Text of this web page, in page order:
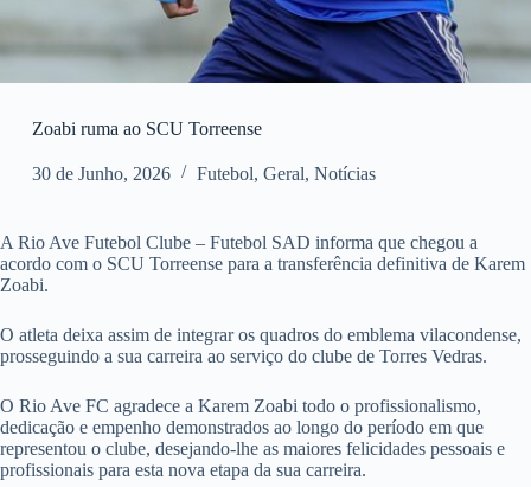
Zoabi ruma ao SCU Torreense
30 de Junho, 2026 Futebol, Geral, Notícias
A Rio Ave Futebol Clube – Futebol SAD informa que chegou a
acordo com o SCU Torreense para a transferência definitiva de Karem
Zoabi.
O atleta deixa assim de integrar os quadros do emblema vilacondense,
prosseguindo a sua carreira ao serviço do clube de Torres Vedras.
O Rio Ave FC agradece a Karem Zoabi todo o profissionalismo,
dedicação e empenho demonstrados ao longo do período em que
representou o clube, desejando-lhe as maiores felicidades pessoais e
profissionais para esta nova etapa da sua carreira.